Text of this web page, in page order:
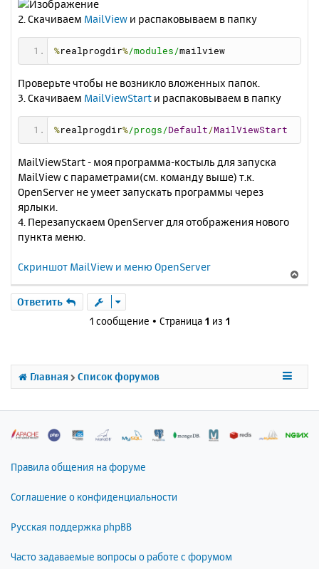
2. Скачиваем MailView и распаковываем в папку
%realprogdir%/modules/mailview
Проверьте чтобы не возникло вложенных папок.
3. Скачиваем MailViewStart и распаковываем в папку
%realprogdir%/progs/Default /MailViewStart
MailViewStart - моя программа-костыль для запуска
MailView с параметрами(см. команду выше) т.к.
OpenServer не умеет запускать программы через
ярлыки.
4. Перезапускаем OpenServer для отображения нового
пункта меню.
Скриншот MailView и меню OpenServer
е
с
н
ч
Ответить
1 сообщение • Страница 1 из 1
Главная Список форумов
Правила общения на форуме
Соглашение о конфиденциальности
Русская поддержка phpBB
Часто задаваемые вопросы о работе с форумом